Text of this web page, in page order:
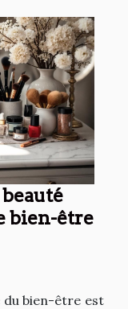
bien-être
du bien-être est